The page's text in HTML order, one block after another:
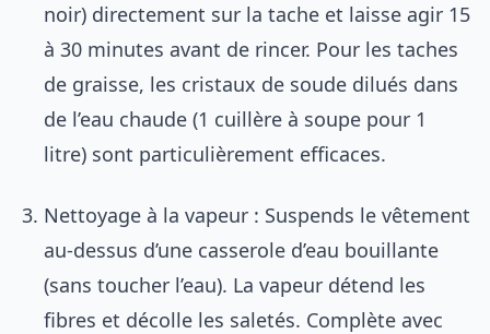
noir) directement sur la tache et laisse agir 15
à 30 minutes avant de rincer. Pour les taches
de graisse, les cristaux de soude dilués dans
de l’eau chaude (1 cuillère à soupe pour 1
litre) sont particulièrement efficaces.
Nettoyage à la vapeur : Suspends le vêtement
au-dessus d’une casserole d’eau bouillante
(sans toucher l’eau). La vapeur détend les
fibres et décolle les saletés. Complète avec